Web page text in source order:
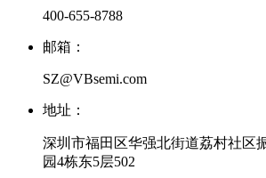
400-655-8788
邮箱：
SZ@VBsemi.com
地址：
深圳市福田区华强北街道荔村社区
园4栋东5层502